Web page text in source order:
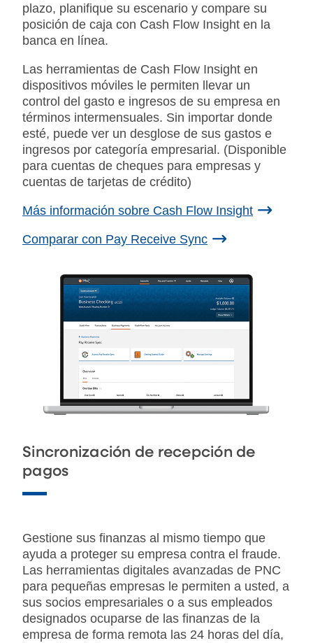
plazo, planifique su escenario y compare su
posición de caja con Cash Flow Insight en la
banca en línea.
Las herramientas de Cash Flow Insight en
dispositivos móviles le permiten llevar un
control del gasto e ingresos de su empresa en
términos intermensuales. Sin importar donde
esté, puede ver un desglose de sus gastos e
ingresos por categoría empresarial. (Disponible
para cuentas de cheques para empresas y
cuentas de tarjetas de crédito)
Más información sobre Cash Flow Insight
Comparar con Pay Receive Sync
Sincronización de recepción de
pagos
Gestione sus finanzas al mismo tiempo que
ayuda a proteger su empresa contra el fraude.
Las herramientas digitales avanzadas de PNC
para pequeñas empresas le permiten a usted, a
sus socios empresariales o a sus empleados
designados ocuparse de las finanzas de la
empresa de forma remota las 24 horas del día,